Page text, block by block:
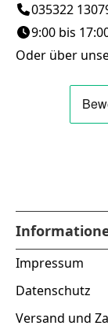
035322
9:00 bis
Oder über
Impressum
Datenschutz
Versand und